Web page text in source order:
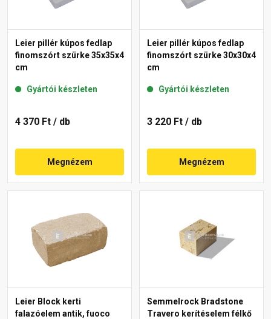
Leier pillér kúpos fedlap
finomszórt szürke 35x35x4
cm
Gyártói készleten
4 370 Ft / db
Megnézem
Leier pillér kúpos fedlap
finomszórt szürke 30x30x4
cm
Gyártói készleten
3 220 Ft / db
Megnézem
Leier Block kerti
falazóelem antik, fuoco
Semmelrock Bradstone
Travero kerítéselem félkő